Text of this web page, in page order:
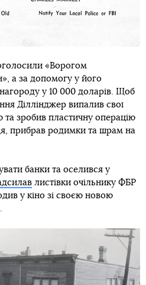
«Ворогом
а за допомогу у його
у 10 000 доларів. Щоб
Діллінджер випалив свої
та зробив пластичну операцію
прибрав родимки та шрам на
банки та оселився у
листівки очільнику ФБР
у кіно зі своєю новою